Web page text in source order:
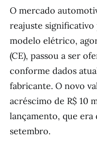
O mercado
reajuste significativo
modelo elétrico,
(CE), passou a ser
conforme dados
fabricante. O novo
acréscimo de R$ 10
lançamento, que era
setembro.